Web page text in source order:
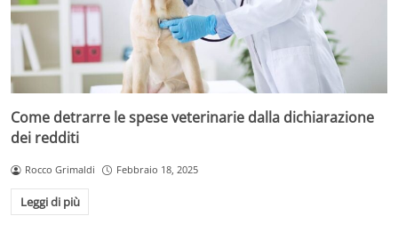
Come detrarre le spese veterinarie dalla dichiarazione
dei redditi
Rocco Grimaldi Febbraio 18, 2025
Leggi di più